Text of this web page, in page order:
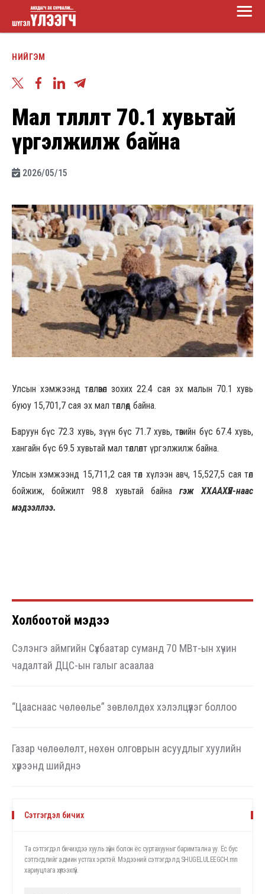
Skip
to
үлээгч
Main
Menu
НИЙГЭМ
Мал төллөлт 70.1 хувьтай
үргэлжилж байна
2026/05/15
Улсын хэмжээнд төллөвөл зохих 22.4 сая эх малын 70.1 хувь
буюу 15,701,7 сая эх мал төллөөд байна.
Баруун бүс 72.3 хувь, зүүн бүс 71.7 хувь, төвийн бүс 67.4 хувь,
хангайн бүс 69.5 хувьтай мал төллөлт үргэлжилж байна.
Улсын хэмжээнд 15,711,2 сая төл хүлээн авч, 15,527,5 сая төл
бойжиж, бойжилт 98.8 хувьтай байна гэж ХХААХҮЯ-наас
мэдээллээ.
Холбоотой мэдээ
Сэлэнгэ аймгийн Сүхбаатар суманд 70 МВт-ын хүчин
чадалтай ДЦС-ын галыг асаалаа
“Цааснаас чөлөөлье” зөвлөлдөх хэлэлцүүлэг боллоо
Газар чөлөөлөлт, нөхөн олговрын асуудлыг хуулийн
хүрээнд шийднэ
Сэтгэгдэл бичих
Та сэтгэгдэл бичихдээ хууль зүйн болон ёс суртахууныг баримтална уу. Ёс бус
сэтгэгдлийг админ устгах эрхтэй. Мэдээний сэтгэгдэлд SHUGELULEEGCH.mn
хариуцлага хүлээхгүй.